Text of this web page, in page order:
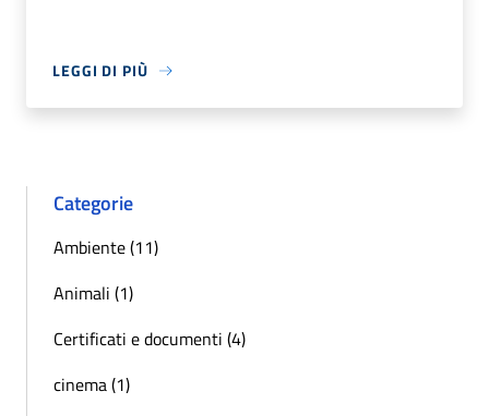
LEGGI DI PIÙ
Categorie
Ambiente (11)
Animali (1)
Certificati e documenti (4)
cinema (1)